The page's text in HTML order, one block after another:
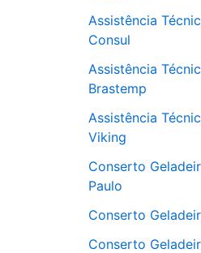
Assistência
Consul
Assistência
Brastemp
Assistência
Viking
Conserto
Paulo
Conserto
Conserto